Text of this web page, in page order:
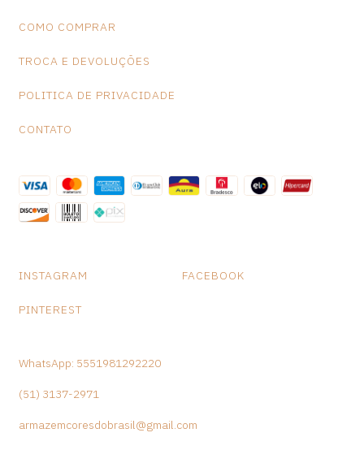
COMO COMPRAR
TROCA E DEVOLUÇÕES
POLITICA DE PRIVACIDADE
CONTATO
INSTAGRAM FACEBOOK
PINTEREST
WhatsApp: 5551981292220
(51) 3137-2971
armazemcoresdobrasil@gmail.com